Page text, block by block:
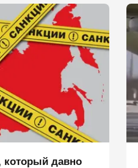
который давно